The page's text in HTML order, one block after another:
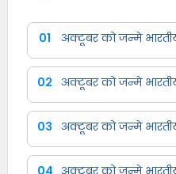
01 अक्टूबर को जन्मे भारतीय
02 अक्टूबर को जन्मे भारतीय
03 अक्टूबर को जन्मे भारतीय